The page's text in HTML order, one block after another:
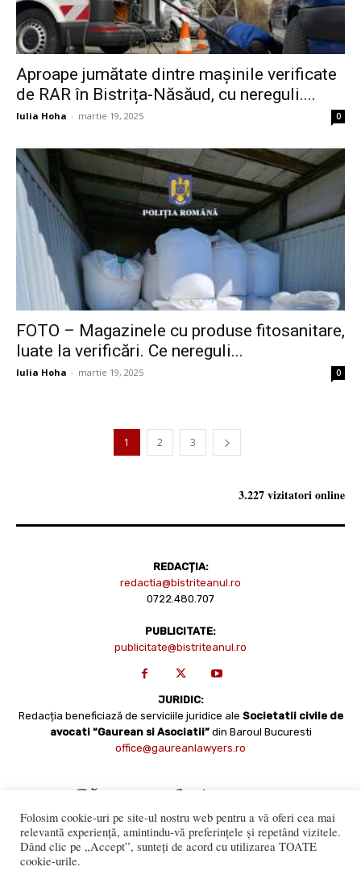
Aproape jumătate dintre mașinile verificate
de RAR în Bistrița-Năsăud, cu nereguli....
Iulia Hoha - martie 19, 2025 0
FOTO – Magazinele cu produse fitosanitare,
luate la verificări. Ce nereguli...
Iulia Hoha - martie 19, 2025 0
1 2 3
3.227 vizitatori online
REDACȚIA:
redactia@bistriteanul.ro
0722.480.707
PUBLICITATE:
publicitate@bistriteanul.ro
JURIDIC:
Redacția beneficiază de serviciile juridice ale Societatii civile de
avocati “Gaurean si Asociatii” din Baroul Bucuresti
office@gaureanlawyers.ro
Folosim cookie-uri pe site-ul nostru web pentru a vă oferi cea mai
relevantă experiență, amintindu-vă preferințele și repetând vizitele.
Dând clic pe „Accept”, sunteți de acord cu utilizarea TOATE
cookie-urile.